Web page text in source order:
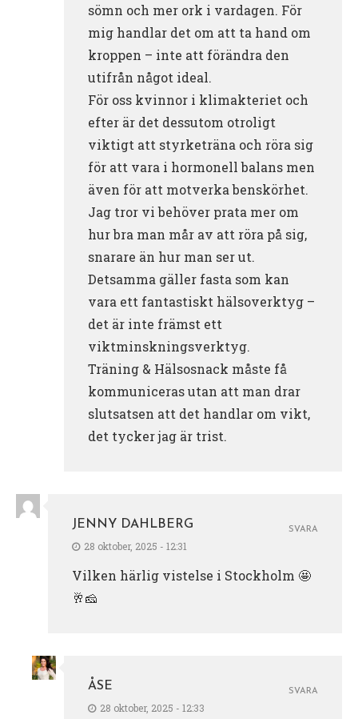
sömn och mer ork i vardagen. För
mig handlar det om att ta hand om
kroppen – inte att förändra den
utifrån något ideal.
För oss kvinnor i klimakteriet och
efter är det dessutom otroligt
viktigt att styrketräna och röra sig
för att vara i hormonell balans men
även för att motverka benskörhet.
Jag tror vi behöver prata mer om
hur bra man mår av att röra på sig,
snarare än hur man ser ut.
Detsamma gäller fasta som kan
vara ett fantastiskt hälsoverktyg –
det är inte främst ett
viktminskningsverktyg.
Träning & Hälsosnack måste få
kommuniceras utan att man drar
slutsatsen att det handlar om vikt,
det tycker jag är trist.
JENNY DAHLBERG
28 oktober, 2025 - 12:31
Vilken härlig vistelse i Stockholm 🤩
🥂🧀
SVARA
ÅSE
28 oktober, 2025 - 12:33
SVARA